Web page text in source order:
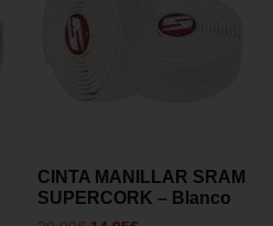
CINTA MANILLAR SRAM
SUPERCORK – Blanco